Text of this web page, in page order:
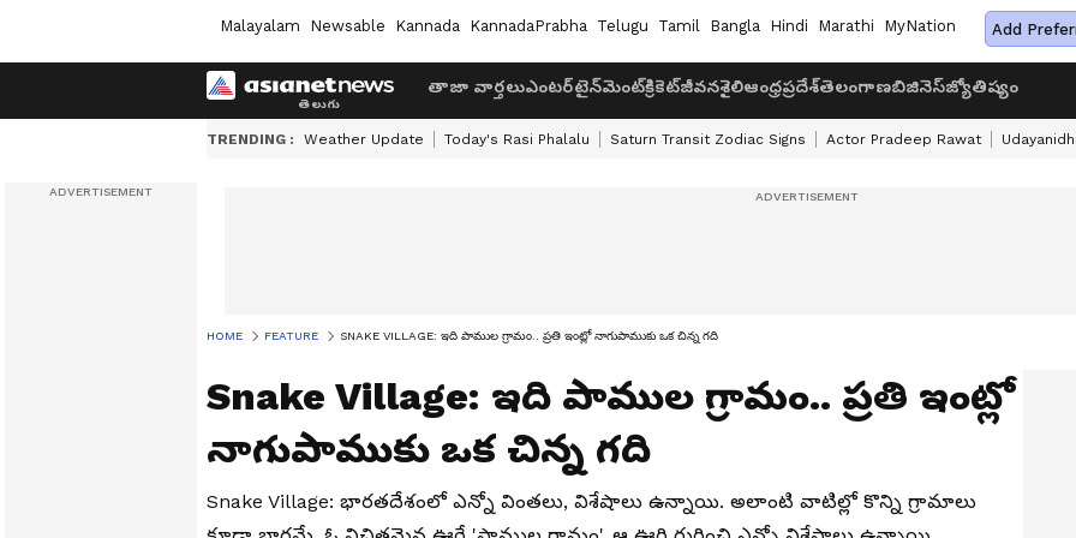
Malayalam Newsable Kannada KannadaPrabha Telugu Tamil Bangla Hindi Marathi MyNation Add
తాజా వార్తలుఎంటర్‌టైన్‌మెంట్క్రికెట్జీవనశైలిఆంధ్రప్రదేశ్తెలంగాణబిజినెస్జ్యోతిష్యం
TRENDING : Weather Update Today's Rasi Phalalu Saturn Transit Zodiac Signs Actor Pradeep Rawat
HOME FEATURE SNAKE VILLAGE: ఇది పాముల గ్రామం.. ప్రతి ఇంట్లో నాగుపాముకు ఒక చిన్న గది
Snake Village: ఇది పాముల గ్రామం.. ప్రతి ఇంట్లో
నాగుపాముకు ఒక చిన్న గది
Snake Village: భారతదేశంలో ఎన్నో వింతలు, విశేషాలు ఉన్నాయి. అలాంటి వాటిల్లో కొన్ని గ్రామాలు